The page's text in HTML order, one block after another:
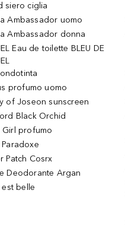
siero ciglia
Ambassador uomo
Ambassador donna
Eau de toilette BLEU DE
profumo uomo
of Joseon sunscreen
Black Orchid
profumo
Patch Cosrx
Deodorante Argan
est belle